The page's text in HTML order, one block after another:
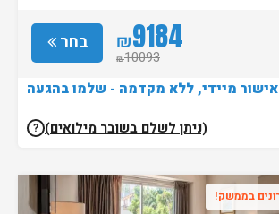
בחר ₪9184
₪10093
מיידי, ללא מקדמה - שלמו בהגעה
(ניתן לשלם בשובר מילואים) ?